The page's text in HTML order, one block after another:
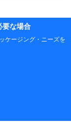
要な場合
ケージング・ニーズを